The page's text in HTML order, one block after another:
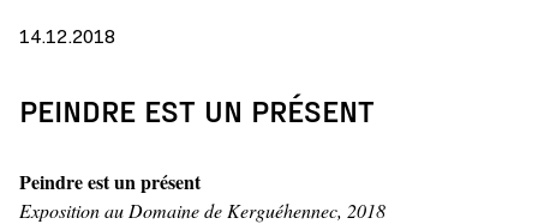
14.12.2018
PEINDRE EST UN PRÉSENT
Peindre est un présent
Exposition au Domaine de Kerguéhennec, 2018